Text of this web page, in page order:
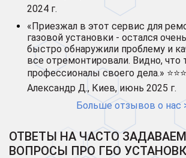
2024 г.
«Приезжал в этот сервис для
газовой установки - остался
быстро обнаружили проблему и
все отремонтировали. Видно, что
профессионалы своего дела.»
Александр Д., Киев, июнь 2025 г.
Больше отзывов о нас
ОТВЕТЫ НА ЧАСТО
ВОПРОСЫ ПРО ГБО